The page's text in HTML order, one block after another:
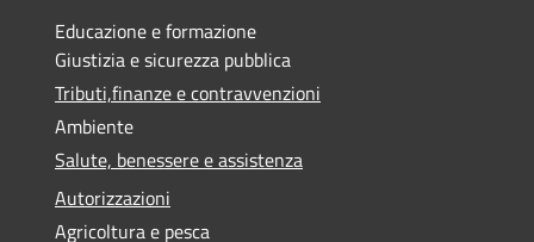
Educazione e formazione
Giustizia e sicurezza pubblica
Tributi,finanze e contravvenzioni
Ambiente
Salute, benessere e assistenza
Autorizzazioni
Agricoltura e pesca